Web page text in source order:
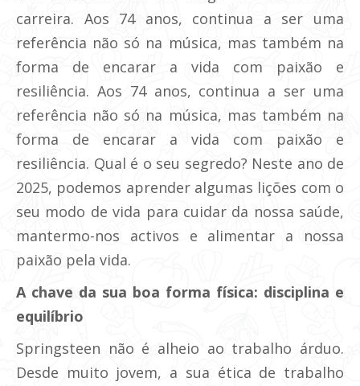
carreira. Aos 74 anos, continua a ser uma
referência não só na música, mas também na
forma de encarar a vida com paixão e
resiliência. Aos 74 anos, continua a ser uma
referência não só na música, mas também na
forma de encarar a vida com paixão e
resiliência. Qual é o seu segredo? Neste ano de
2025, podemos aprender algumas lições com o
seu modo de vida para cuidar da nossa saúde,
mantermo-nos activos e alimentar a nossa
paixão pela vida.
A chave da sua boa forma física: disciplina e
equilíbrio
Springsteen não é alheio ao trabalho árduo.
Desde muito jovem, a sua ética de trabalho